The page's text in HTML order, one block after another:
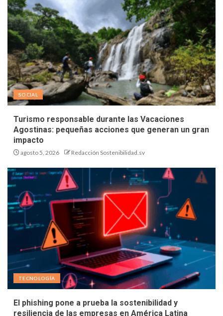
SOCIAL
Turismo responsable durante las Vacaciones
Agostinas: pequeñas acciones que generan un gran
impacto
agosto 5, 2026 Redacción Sostenibilidad.sv
TECNOLOGÍA
El phishing pone a prueba la sostenibilidad y
resiliencia de las empresas en América Latina